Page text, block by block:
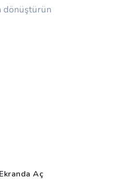
dönüştürün
Aç